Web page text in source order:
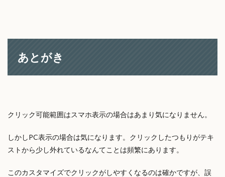
あとがき
クリック可能範囲はスマホ表示の場合はあまり気になりません。
しかしPC表示の場合は気になります。クリックしたつもりがテキ
ストから少し外れているなんてことは頻繁にあります。
このカスタマイズでクリックがしやすくなるのは確かですが、誤